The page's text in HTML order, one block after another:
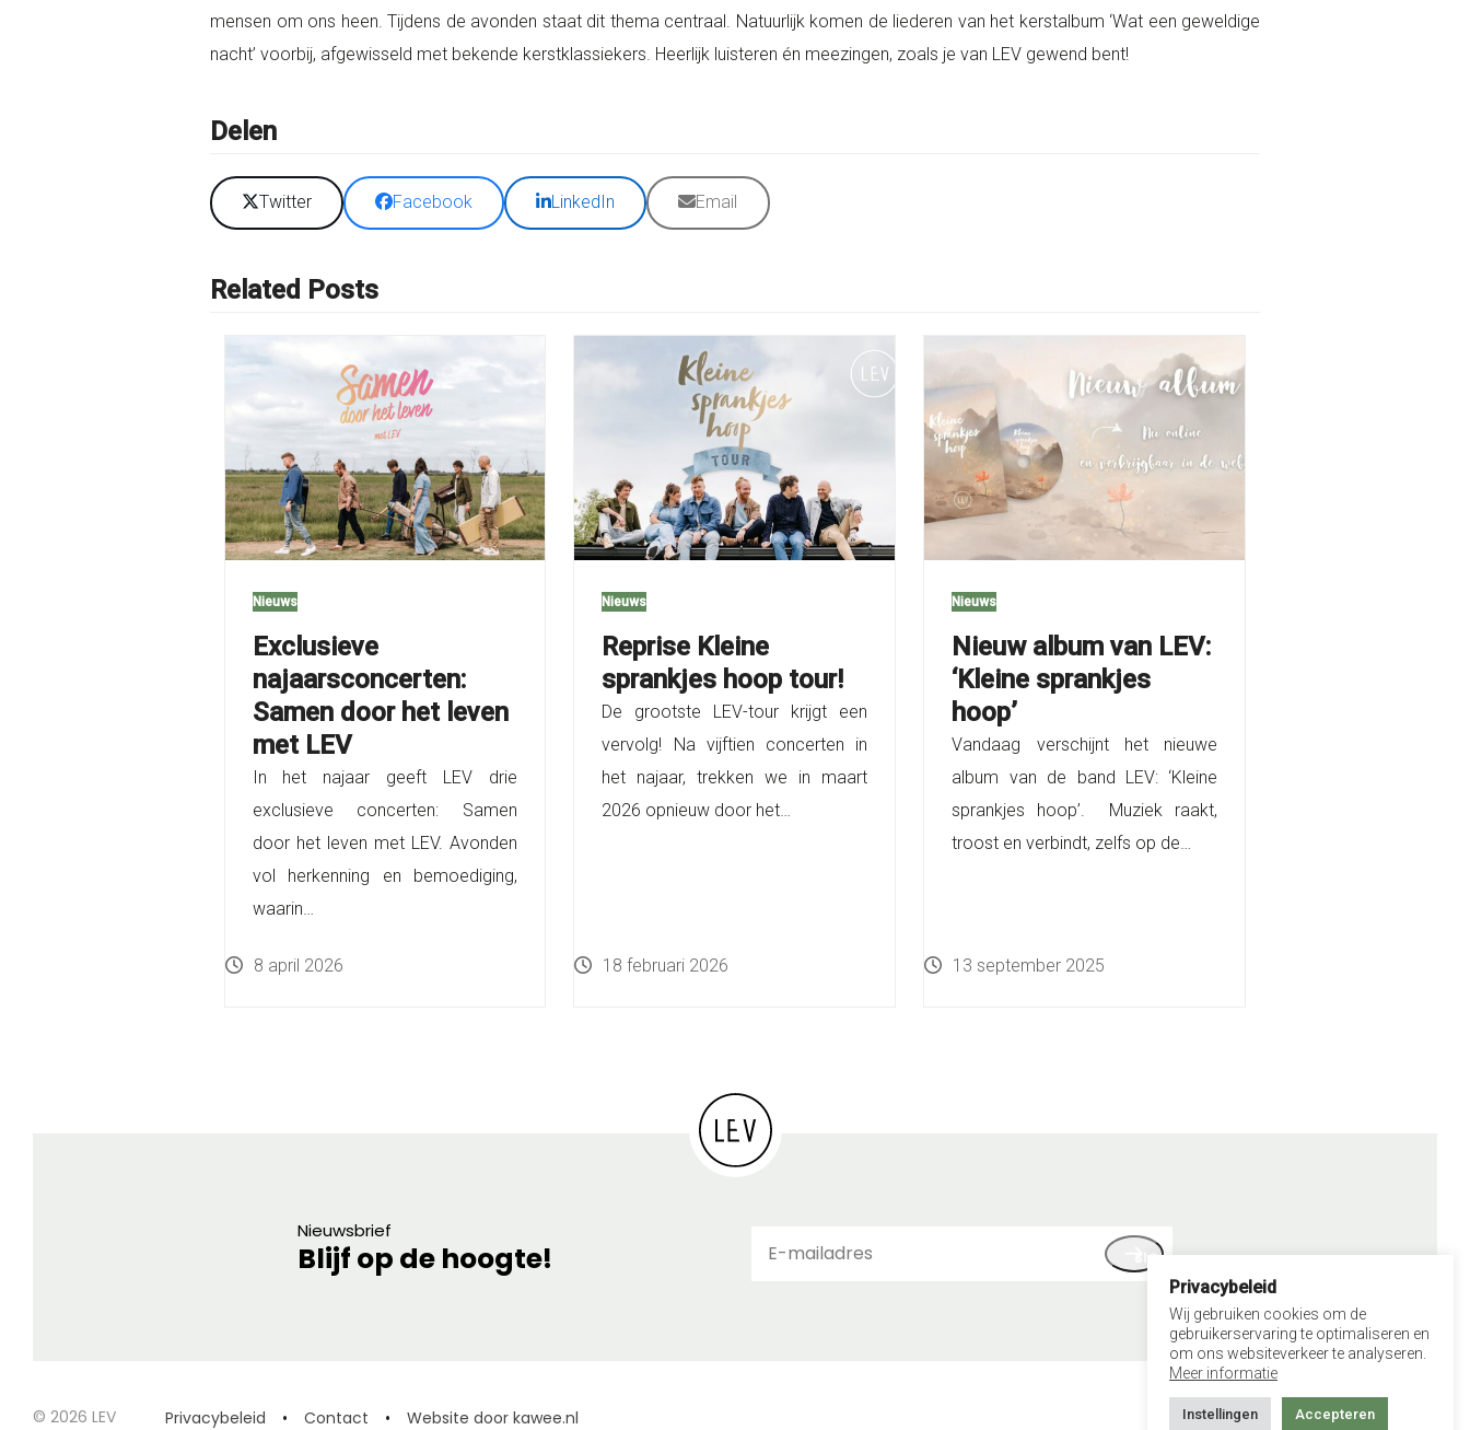
mensen om ons heen. Tijdens de avonden staat dit thema centraal. Natuurlijk komen de liederen van het kerstalbum ‘Wat een geweldige
nacht’ voorbij, afgewisseld met bekende kerstklassiekers. Heerlijk luisteren én meezingen, zoals je van LEV gewend bent!
Delen
Twitter Facebook LinkedIn Email
Related Posts
Nieuws
Exclusieve
najaarsconcerten:
Samen door het leven
met LEV
In het najaar geeft LEV drie
exclusieve concerten: Samen
door het leven met LEV. Avonden
vol herkenning en bemoediging,
waarin…
8 april 2026
Nieuws
Reprise Kleine
sprankjes hoop tour!
De grootste LEV-tour krijgt een
vervolg! Na vijftien concerten in
het najaar, trekken we in maart
2026 opnieuw door het…
18 februari 2026
Nieuws
Nieuw album van LEV:
‘Kleine sprankjes
hoop’
Vandaag verschijnt het nieuwe
album van de band LEV: ‘Kleine
sprankjes hoop’. Muziek raakt,
troost en verbindt, zelfs op de…
13 september 2025
Nieuwsbrief
Blijf op de hoogte! SIGN UP
© 2026 LEV Privacybeleid Contact Website door kawee.nl
Privacybeleid
Wij gebruiken cookies om de
gebruikerservaring te optimaliseren en
om ons websiteverkeer te analyseren.
Meer informatie
Instellingen Accepteren